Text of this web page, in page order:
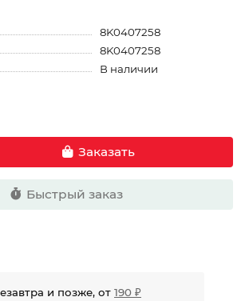
8K0407258
8K0407258
В наличии
Заказать
Быстрый заказ
и позже, от 190 ₽